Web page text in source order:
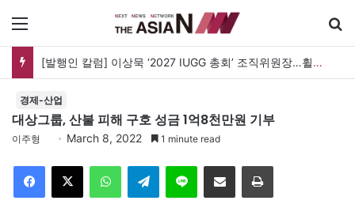
[발행인 칼럼] 이상묵 ‘2027 IUGG 총회’ 조직위원장…휠체어 위에서 지구를 움직이는 학자
경제-산업
대상그룹, 산불 피해 구호 성금 1억8천만원 기부
이주형 March 8, 2022 1 minute read
Telegram 이메일